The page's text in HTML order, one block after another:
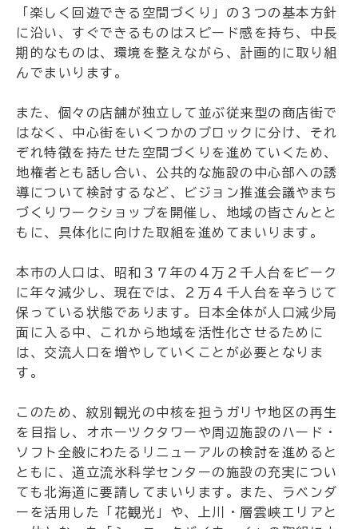
「楽しく回遊できる空間づくり」の３つの基本方針
に沿い、すぐできるものはスピード感を持ち、中長
期的なものは、環境を整えながら、計画的に取り組
んでまいります。
また、個々の店舗が独立して並ぶ従来型の商店街で
はなく、中心街をいくつかのブロックに分け、それ
ぞれ特徴を持たせた空間づくりを進めていくため、
地権者とも話し合い、公共的な施設の中心部への誘
導について検討するなど、ビジョン推進会議やまち
づくりワークショップを開催し、地域の皆さんとと
もに、具体化に向けた取組を進めてまいります。
本市の人口は、昭和３７年の４万２千人台をピーク
に年々減少し、現在では、２万４千人台を辛うじて
保っている状態であります。日本全体が人口減少局
面に入る中、これから地域を活性化させるために
は、交流人口を増やしていくことが必要となりま
す。
このため、紋別観光の中核を担うガリヤ地区の再生
を目指し、オホーツクタワーや周辺施設のハード・
ソフト全般にわたるリニューアルの検討を進めると
ともに、道立流氷科学センターの施設の充実につい
ても北海道に要請してまいります。また、ラベンダ
ーを活用した「花観光」や、上川・層雲峡エリアと